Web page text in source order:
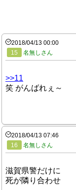
2018/04/13 00:00
15
名無しさん
>>11
笑 がんばれぇ～
2018/04/13 07:46
16
名無しさん
滋賀県警だけに
死が隣り合わせ